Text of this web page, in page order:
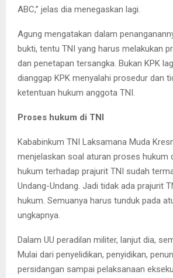
ABC,” jelas dia menegaskan lagi.
Agung mengatakan dalam
bukti, tentu TNI yang harus melakukan
dan penetapan tersangka. Bukan KPK
dianggap KPK menyalahi prosedur dan
ketentuan hukum anggota TNI.
Proses hukum di TNI
Kababinkum TNI Laksamana Muda
menjelaskan soal aturan proses hukum
hukum terhadap prajurit TNI sudah
Undang-Undang. Jadi tidak ada prajurit
hukum. Semuanya harus tunduk pada
ungkapnya.
Dalam UU peradilan militer, lanjut dia,
Mulai dari penyelidikan, penyidikan,
persidangan sampai pelaksanaan